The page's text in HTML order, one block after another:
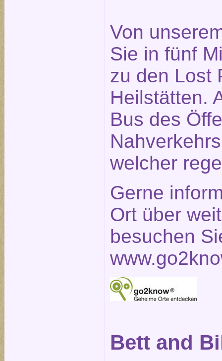
Von
Sie in fünf
zu den Lost
Heilstätten.
Bus des
welcher
Gerne
Ort über
besuchen
Bett and